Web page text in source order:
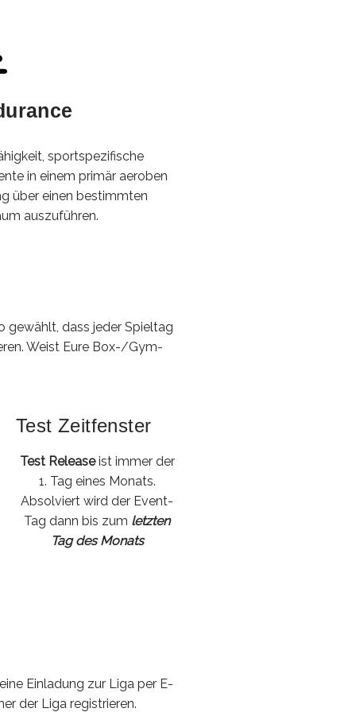
sportspezifische
in einem primär aeroben
über einen bestimmten
auszuführen.
gewählt, dass jeder Spieltag
Weist Eure Box-/Gym-
Test Zeitfenster
Test Releaseist immer der
1. Tag eines Monats.
Absolviert wird der Event-
Tag dann bis zum letzten
Tag des Monats
Einladung zur Liga per E-
der Liga registrieren.